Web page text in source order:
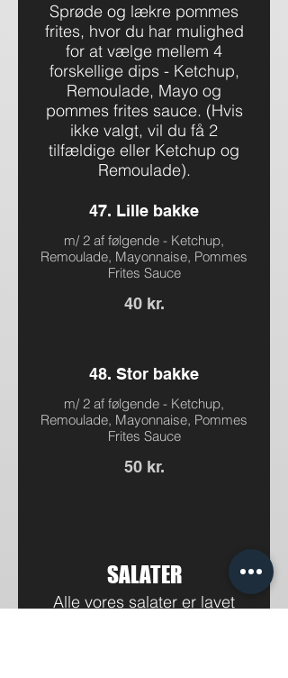
Sprøde og lækre pommes
frites, hvor du har mulighed
for at vælge mellem 4
forskellige dips - Ketchup,
Remoulade, Mayo og
pommes frites sauce. (Hvis
ikke valgt, vil du få 2
tilfældige eller Ketchup og
Remoulade).
47. Lille bakke
m/ 2 af følgende - Ketchup,
Remoulade, Mayonnaise, Pommes
Frites Sauce
40 kr.
48. Stor bakke
m/ 2 af følgende - Ketchup,
Remoulade, Mayonnaise, Pommes
Frites Sauce
50 kr.
SALATER
Alle vores salater er lavet